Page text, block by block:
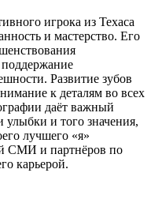
игрока из Техаса
и мастерство. Его
Развитие зубов
к деталям во всех
даёт важный
улыбки и того значения,
лучшего «я»
СМИ и партнёров по
карьерой.